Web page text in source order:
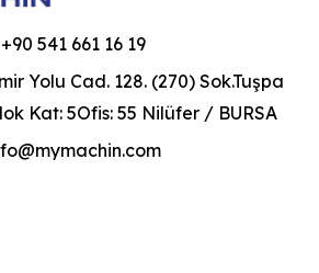
+90 541 661 16 19
Yolu Cad. 128. (270) Sok.Tuşpa
Kat: 5Ofis: 55 Nilüfer / BURSA